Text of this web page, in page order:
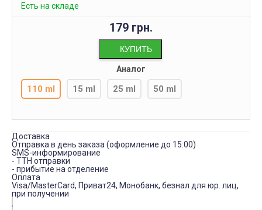
Есть на складе
179 грн.
КУПИТЬ
Аналог
110 ml 15 ml 25 ml 50 ml
Доставка
Отправка в день заказа (оформление до 15:00)
SMS-информирование
- ТТН отправки
- прибытие на отделение
Оплата
Visa/MasterCard, Приват24, Монобанк, безнал для юр. лиц,
при получении